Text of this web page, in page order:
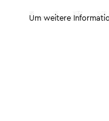
Um weitere